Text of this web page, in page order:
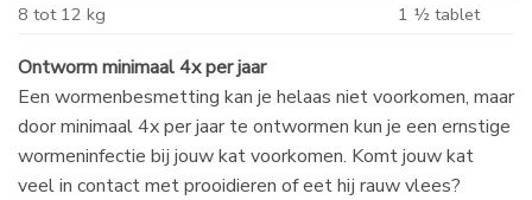
8 tot 12 kg
1 ½ tablet
Ontworm minimaal 4x per jaar
Een wormenbesmetting kan je helaas niet voorkomen, maar
door minimaal 4x per jaar te ontwormen kun je een ernstige
wormeninfectie bij jouw kat voorkomen. Komt jouw kat
veel in contact met prooidieren of eet hij rauw vlees?